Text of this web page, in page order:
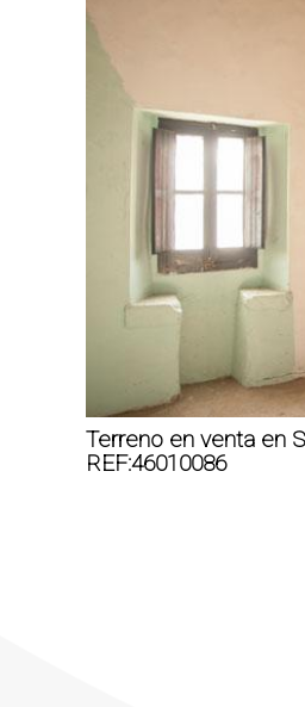
Terreno en venta en
REF:46010086